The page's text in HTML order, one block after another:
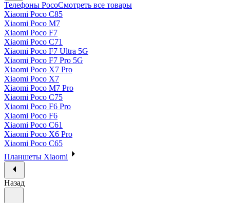
Телефоны PocoСмотреть все товары
Xiaomi Poco C85
Xiaomi Poco M7
Xiaomi Poco F7
Xiaomi Poco C71
Xiaomi Poco F7 Ultra 5G
Xiaomi Poco F7 Pro 5G
Xiaomi Poco X7 Pro
Xiaomi Poco X7
Xiaomi Poco M7 Pro
Xiaomi Poco C75
Xiaomi Poco F6 Pro
Xiaomi Poco F6
Xiaomi Poco C61
Xiaomi Poco X6 Pro
Xiaomi Poco C65
Планшеты Xiaomi
Назад